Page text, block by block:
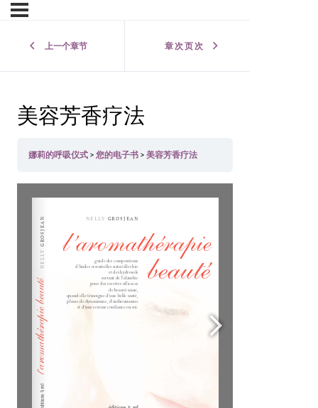
上一个章节 章 次 页 次
美容芳香疗法
娜莉的呼吸仪式 您的电子书 美容芳香疗法